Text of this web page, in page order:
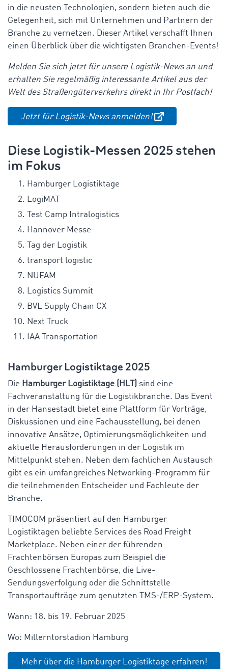
in die neusten Technologien, sondern bieten auch die
Gelegenheit, sich mit Unternehmen und Partnern der
Branche zu vernetzen. Dieser Artikel verschafft Ihnen
einen Überblick über die wichtigsten Branchen-Events!
Melden Sie sich jetzt für unsere Logistik-News an und
erhalten Sie regelmäßig interessante Artikel aus der
Welt des Straßengüterverkehrs direkt in Ihr Postfach!
Jetzt für Logistik-News anmelden!
Diese Logistik-Messen 2025 stehen
im Fokus
Hamburger Logistiktage
LogiMAT
Test Camp Intralogistics
Hannover Messe
Tag der Logistik
transport logistic
NUFAM
Logistics Summit
BVL Supply Chain CX
Next Truck
IAA Transportation
Hamburger Logistiktage 2025
Die Hamburger Logistiktage (HLT) sind eine
Fachveranstaltung für die Logistikbranche. Das Event
in der Hansestadt bietet eine Plattform für Vorträge,
Diskussionen und eine Fachausstellung, bei denen
innovative Ansätze, Optimierungsmöglichkeiten und
aktuelle Herausforderungen in der Logistik im
Mittelpunkt stehen. Neben dem fachlichen Austausch
gibt es ein umfangreiches Networking-Programm für
die teilnehmenden Entscheider und Fachleute der
Branche.
TIMOCOM präsentiert auf den Hamburger
Logistiktagen beliebte Services des Road Freight
Marketplace. Neben einer der führenden
Frachtenbörsen Europas zum Beispiel die
Geschlossene Frachtenbörse, die Live-
Sendungsverfolgung oder die Schnittstelle
Transportaufträge zum genutzten TMS-/ERP-System.
Wann: 18. bis 19. Februar 2025
Wo: Millerntorstadion Hamburg
Mehr über die Hamburger Logistiktage erfahren!